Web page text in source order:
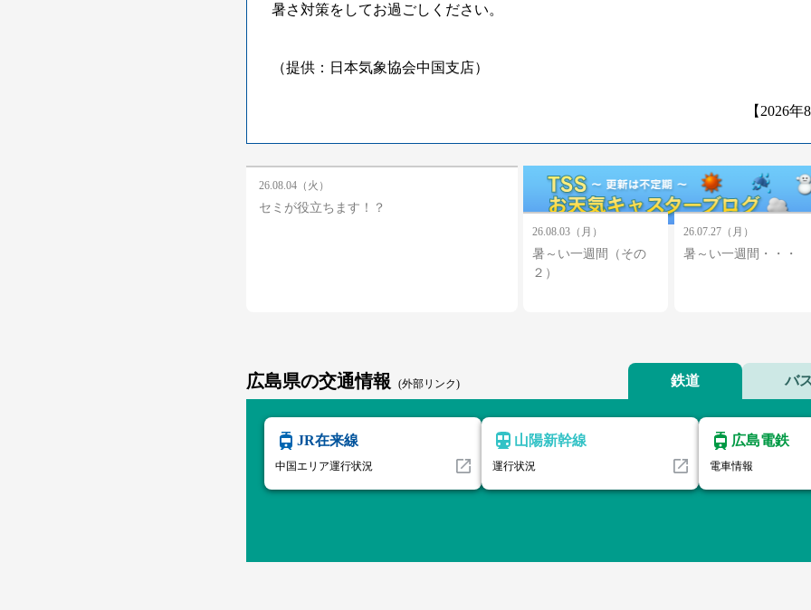
暑さ対策をしてお過ごしください。
（提供：日本気象協会中国支店）
【2026
26.08.04（火）
セミが役立ちます！？
26.08.03（月）
暑～い一週間（その
２）
26.07.27（月）
暑～い一週間・・・
広島県の交通情報 (外部リンク) 鉄道 バ
JR在来線
中国エリア運行状況
山陽新幹線
運行状況
広島電鉄
電車情報